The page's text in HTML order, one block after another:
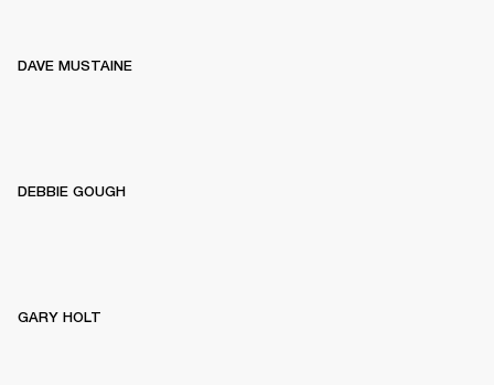
DAVE MUSTAINE
DEBBIE GOUGH
GARY HOLT